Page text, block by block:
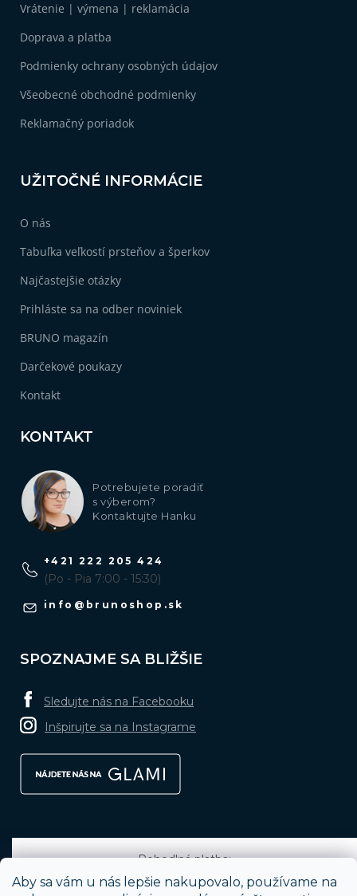
Aby sa vám u nás lepšie nakupovalo, používame na
Vrátenie | výmena | reklamácia
Doprava a platba
Podmienky ochrany osobných údajov
Všeobecné obchodné podmienky
Reklamačný poriadok
UŽITOČNÉ INFORMÁCIE
O nás
Tabuľka veľkostí prsteňov a šperkov
Najčastejšie otázky
Prihláste sa na odber noviniek
BRUNO magazín
Darčekové poukazy
Kontakt
KONTAKT
Potrebujete poradiť
s výberom?
Kontaktujte Hanku
info @ brunoshop.sk
+421 222 205 424
(Po - Pia 7:00 - 15:30)
SPOZNAJME SA BLIŽŠIE
Sledujte nás na Facebooku
Inšpirujte sa na Instagrame
Pohodlná platba: